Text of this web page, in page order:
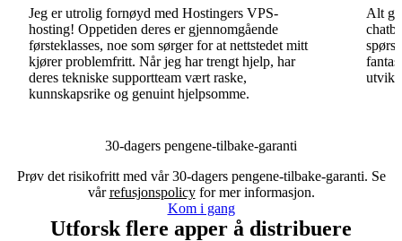
Jeg er utrolig fornøyd med Hostingers VPS-
hosting! Oppetiden deres er gjennomgående
førsteklasses, noe som sørger for at nettstedet mitt
kjører problemfritt. Når jeg har trengt hjelp, har
deres tekniske supportteam vært raske,
kunnskapsrike og genuint hjelpsomme.
Alt
30-dagers pengene-tilbake-garanti
Prøv det risikofritt med vår 30-dagers pengene-tilbake-garanti. Se
vårrefusjonspolicyfor mer informasjon.
Kom i gang
Utforsk flere apper å distribuere